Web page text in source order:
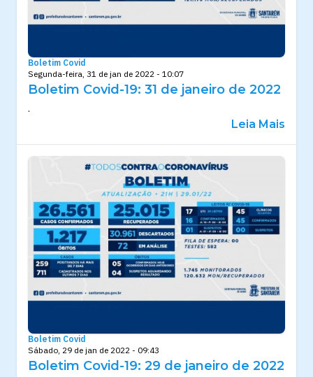
Boletim Covid
Segunda-feira, 31 de jan de 2022 - 10:07
Boletim Covid-19: 31 de janeiro de 2022
.
Leia Mais
Boletim Covid
Sábado, 29 de jan de 2022 - 09:43
Boletim Covid-19: 29 de janeiro de 2022